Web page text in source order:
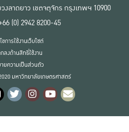
งลาดยาว เขตจตุจักร กรุงเทพฯ 10900
(0) 2942 8200-45
มหาวิทยาลัยเกษตรศาสตร์
ขการใช้งานเว็บไซต์
ลงด้านสิทธิ์ใช้งาน
ยความเป็นส่วนตัว